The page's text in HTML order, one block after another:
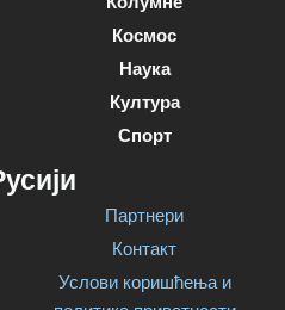
Космос
Наука
Култура
Спорт
Партнери
Контакт
Услови коришћења и